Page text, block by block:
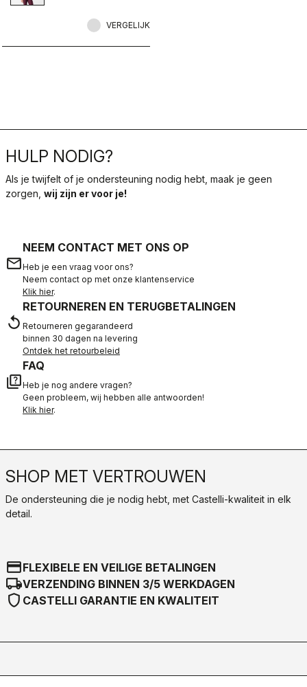
VERGELIJK
HULP NODIG?
Als je twijfelt of je ondersteuning nodig hebt, maak je geen
zorgen, wij zijn er voor je!
email
NEEM CONTACT MET ONS OP
Heb je een vraag voor ons?
Neem contact op met onze klantenservice
Klik hier.
replay
RETOURNEREN EN TERUGBETALINGEN
Retourneren gegarandeerd
binnen 30 dagen na levering
Ontdek het retourbeleid
quiz
FAQ
Heb je nog andere vragen?
Geen probleem, wij hebben alle antwoorden!
Klik hier.
SHOP MET VERTROUWEN
De ondersteuning die je nodig hebt, met Castelli-kwaliteit in elk
detail.
credit_cardFLEXIBELE EN VEILIGE BETALINGEN
local_shippingVERZENDING BINNEN 3/5 WERKDAGEN
shield CASTELLI GARANTIE EN KWALITEIT